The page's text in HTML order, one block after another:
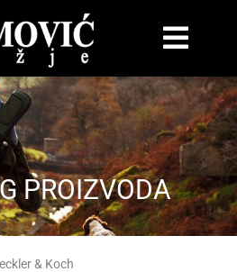
PROIZVODA
& Koch